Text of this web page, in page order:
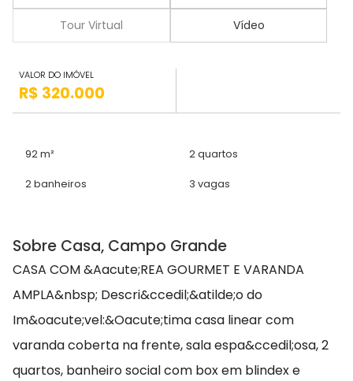
Tour Virtual Vídeo
VALOR DO IMÓVEL
R$ 320.000
92 m² 2 quartos
2 banheiros 3 vagas
Sobre Casa, Campo Grande
CASA COM &Aacute;REA GOURMET E VARANDA
AMPLA&nbsp; Descri&ccedil;&atilde;o do
Im&oacute;vel:&Oacute;tima casa linear com
varanda coberta na frente, sala espa&ccedil;osa, 2
quartos, banheiro social com box em blindex e